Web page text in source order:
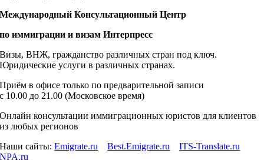
Международный Консультационный Центр
по иммиграции и визам Интерпресс
Визы, ВНЖ, гражданство различных стран под ключ.
Юридические услуги в различных странах.
Приём в офисе только по предварительной записи
c 10.00 до 21.00 (Московское время)
Онлайн консультации иммиграционных юристов для клиентов
из любых регионов
Наши сайты:Emigrate.ru Best.Emigrate.ru
ITS-Translate.ru
NPA.ru